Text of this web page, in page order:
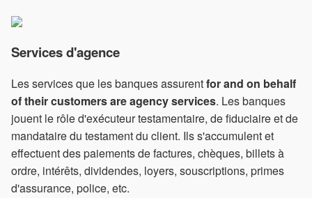
Services d'agence
Les services que les banques assurentfor and on behalf
of their customers are agency services. Les banques
jouent le rôle d'exécuteur testamentaire, de fiduciaire et de
mandataire du testament du client. Ils s'accumulent et
effectuent des paiements de factures, chèques, billets à
ordre, intérêts, dividendes, loyers, souscriptions, primes
d'assurance, police, etc.